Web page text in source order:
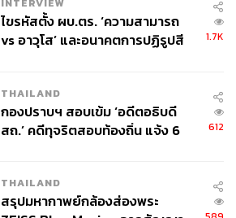
ไขรหัสตั้ง ผบ.ตร. ‘ความสามารถ
vs อาวุโส’ และอนาคตการปฏิรูปสี
1.7K
THAILAND
กองปราบฯ สอบเข้ม ‘อดีตอธิบดี
สถ.’ คดีทุจริตสอบท้องถิ่น แจ้ง 6
612
THAILAND
สรุปมหากาพย์กล้องส่องพระ